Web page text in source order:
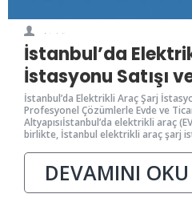
İstanbul’da
İstasyonu Satışı
İstanbul’da Elektrikli Araç Şarj
Profesyonel Çözümlerle Evde ve
Altyapısıİstanbul’da elektrikli araç
birlikte, İstanbul elektrikli araç şarj
DEVAMINI OKU